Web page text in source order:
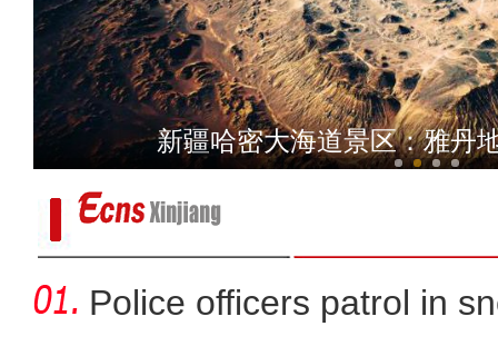
新疆昌吉州：重点项目抢
新疆哈密大海道景区：雅丹
Police officers patrol in